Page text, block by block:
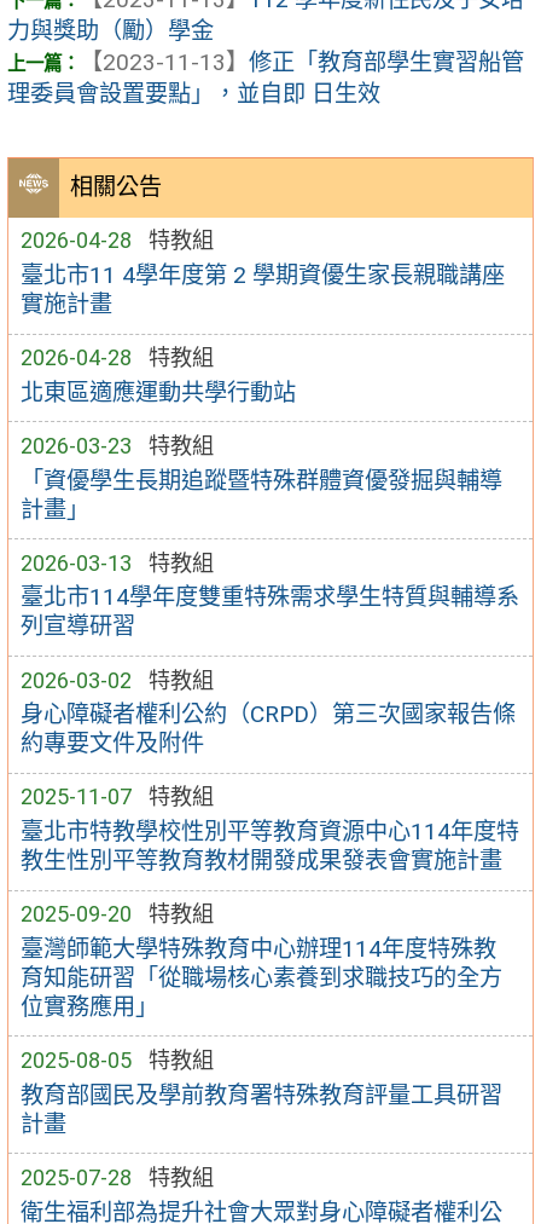
相關公告
2026-04-28 特教組
臺北市11 4學年度第 2 學期資優生家長親職講座
實施計畫
2026-04-28 特教組
北東區適應運動共學行動站
2026-03-23 特教組
「資優學生長期追蹤暨特殊群體資優發掘與輔導
計畫」
2026-03-13 特教組
臺北市114學年度雙重特殊需求學生特質與輔導系
列宣導研習
2026-03-02 特教組
身心障礙者權利公約（CRPD）第三次國家報告條
約專要文件及附件
2025-11-07 特教組
臺北市特教學校性別平等教育資源中心114年度特
教生性別平等教育教材開發成果發表會實施計畫
2025-09-20 特教組
臺灣師範大學特殊教育中心辦理114年度特殊教
育知能研習「從職場核心素養到求職技巧的全方
位實務應用」
2025-08-05 特教組
教育部國民及學前教育署特殊教育評量工具研習
計畫
2025-07-28 特教組
衛生福利部為提升社會大眾對身心障礙者權利公
力與獎助（勵）學金
【2023-11-13】 修正「教育部學生實習船管
理委員會設置要點」，並自即 日生效